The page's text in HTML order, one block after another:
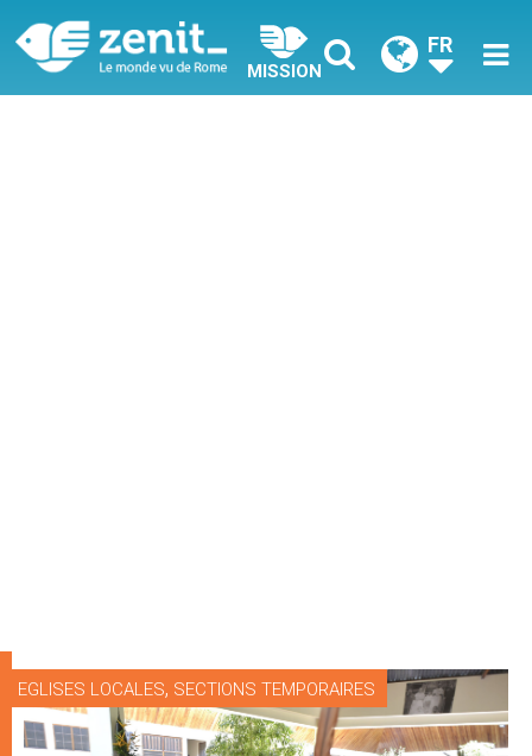
MISSION
FR
EGLISES LOCALES, SECTIONS TEMPORAIRES